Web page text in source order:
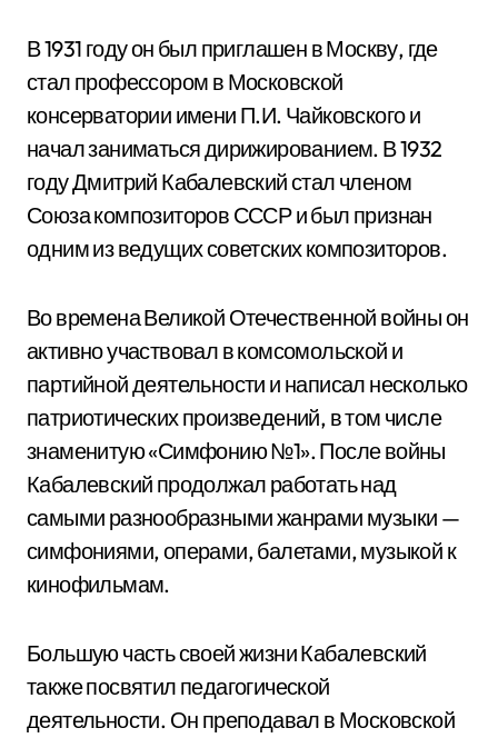
В 1931 году он был приглашен в Москву, где
стал профессором в Московской
консерватории имени П.И. Чайковского и
начал заниматься дирижированием. В 1932
году Дмитрий Кабалевский стал членом
Союза композиторов СССР и был признан
одним из ведущих советских композиторов.
Во времена Великой Отечественной войны он
активно участвовал в комсомольской и
партийной деятельности и написал несколько
патриотических произведений, в том числе
знаменитую «Симфонию №1». После войны
Кабалевский продолжал работать над
самыми разнообразными жанрами музыки —
симфониями, операми, балетами, музыкой к
кинофильмам.
Большую часть своей жизни Кабалевский
также посвятил педагогической
деятельности. Он преподавал в Московской